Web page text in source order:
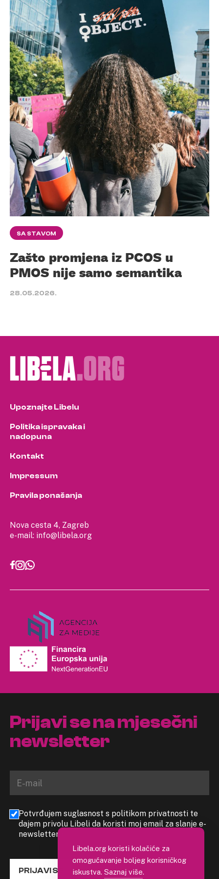
SA STAVOM
Zašto promjena iz PCOS u
PMOS nije samo semantika
28.05.2026.
Nova cesta 4, Zagreb
e-mail: info@libela.org
Upoznajte Libelu
Politika ispravaka i
nadopuna
Kontakt
Impressum
Pravila ponašanja
Prijavi se na mjesečni
newsletter
Potvrđujem suglasnost s politikom privatnosti te
dajem privolu Libeli da koristi moj email za slanje e-
newslettera
PRIJAVI SE
Libela.org koristi kolačiće za
omogućavanje boljeg korisničkog
iskustva. Saznaj više.